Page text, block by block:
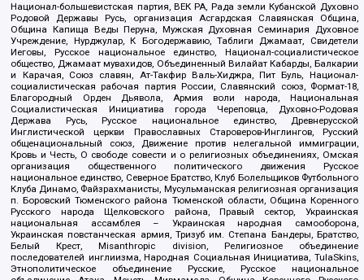
Национал-большевистская партия, ВЕК РА, Рада земли Кубанской Духовно
Родовой Державы Русь, организация Асгардская Славянская Община,
Община Капища Веды Перуна, Мужская Духовная Семинария Духовное
Учреждение, Нурджулар, К Богодержавию, Таблиги Джамаат, Свидетели
Иеговы, Русское национальное единство, Национал-социалистическое
общество, Джамаат мувахидов, Объединенный Вилайат Кабарды, Балкарии
и Карачая, Союз славян, Ат-Такфир Валь-Хиджра, Пит Буль, Национал-
социалистическая рабочая партия России, Славянский союз, Формат-18,
Благородный Орден Дьявола, Армия воли народа, Национальная
Социалистическая Инициатива города Череповца, Духовно-Родовая
Держава Русь, Русское национальное единство, Древнерусской
Инглистической церкви Православных Староверов-Инглингов, Русский
общенациональный союз, Движение против нелегальной иммиграции,
Кровь и Честь, О свободе совести и о религиозных объединениях, Омская
организация общественного политического движения Русское
национальное единство, Северное Братство, Клуб Болельщиков Футбольного
Клуба Динамо, Файзрахманисты, Мусульманская религиозная организация
п. Боровский Тюменского района Тюменской области, Община Коренного
Русского народа Щелковского района, Правый сектор, Украинская
национальная ассамблея – Украинская народная самооборона,
Украинская повстанческая армия, Тризуб им. Степана Бандеры, Братство,
Белый Крест, Misanthropic division, Религиозное объединение
последователей инглиизма, Народная Социальная Инициатива, TulaSkins,
Этнополитическое объединение Русские, Русское национальное